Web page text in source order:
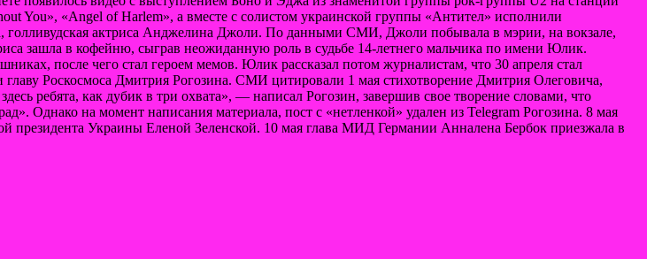
«Angel of Harlem», а вместе с солистом украинской группы «Антител» исполнили
голливудская актриса Анджелина Джоли. По данными СМИ, Джоли побывала в мэрии, на вокзале,
зашла в кофейню, сыграв неожиданную роль в судьбе 14-летнего мальчика по имени Юлик.
после чего стал героем мемов. Юлик рассказал потом журналистам, что 30 апреля стал
Роскосмоса Дмитрия Рогозина. СМИ цитировали 1 мая стихотворение Дмитрия Олеговича,
ребята, как дубик в три охвата», — написал Рогозин, завершив свое творение словами, что
Однако на момент написания материала, пост с «нетленкой» удален из Telegram Рогозина. 8 мая
Украины Еленой Зеленской. 10 мая глава МИД Германии Анналена Бербок приезжала в